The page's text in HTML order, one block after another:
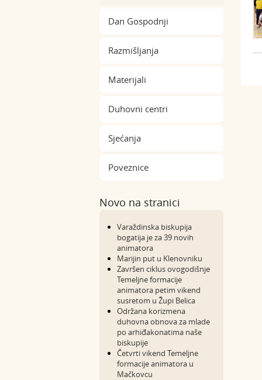
Dan Gospodnji
Razmišljanja
Materijali
Duhovni centri
Sjećanja
Poveznice
Novo na stranici
Varaždinska biskupija
bogatija je za 39 novih
animatora
Marijin put u Klenovniku
Završen ciklus ovogodišnje
Temeljne formacije
animatora petim vikend
susretom u Župi Belica
Održana korizmena
duhovna obnova za mlade
po arhiđakonatima naše
biskupije
Četvrti vikend Temeljne
formacije animatora u
Mačkovcu